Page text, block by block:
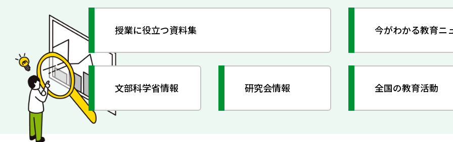
授業に役立つ資料集 今がわかる教育ニ
文部科学省情報 研究会情報 全国の教育活動